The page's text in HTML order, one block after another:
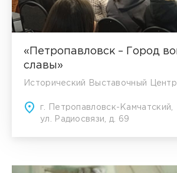
«Петропавловск – Город
славы»
Исторический Выставочный Центр
г. Петропавловск-Камчатский,
ул. Радиосвязи, д. 69